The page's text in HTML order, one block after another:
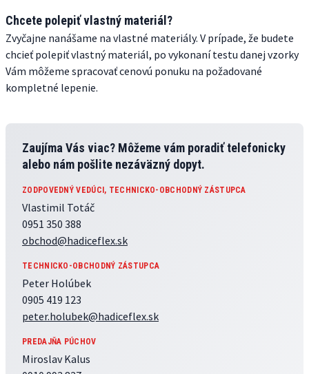
Chcete polepiť vlastný materiál?
Zvyčajne nanášame na vlastné materiály. V prípade, že budete
chcieť polepiť vlastný materiál, po vykonaní testu danej vzorky
Vám môžeme spracovať cenovú ponuku na požadované
kompletné lepenie.
Zaujíma Vás viac? Môžeme vám poradiť telefonicky
alebo nám pošlite nezáväzný dopyt.
ZODPOVEDNÝ VEDÚCI, TECHNICKO-OBCHODNÝ ZÁSTUPCA
Vlastimil Totáč
0951 350 388
obchod@hadiceflex.sk
TECHNICKO-OBCHODNÝ ZÁSTUPCA
Peter Holúbek
0905 419 123
peter.holubek@hadiceflex.sk
PREDAJŇA PÚCHOV
Miroslav Kalus